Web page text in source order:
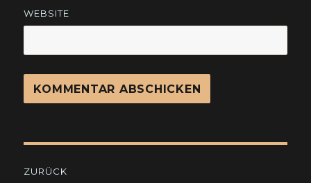
WEBSITE
ZURÜCK